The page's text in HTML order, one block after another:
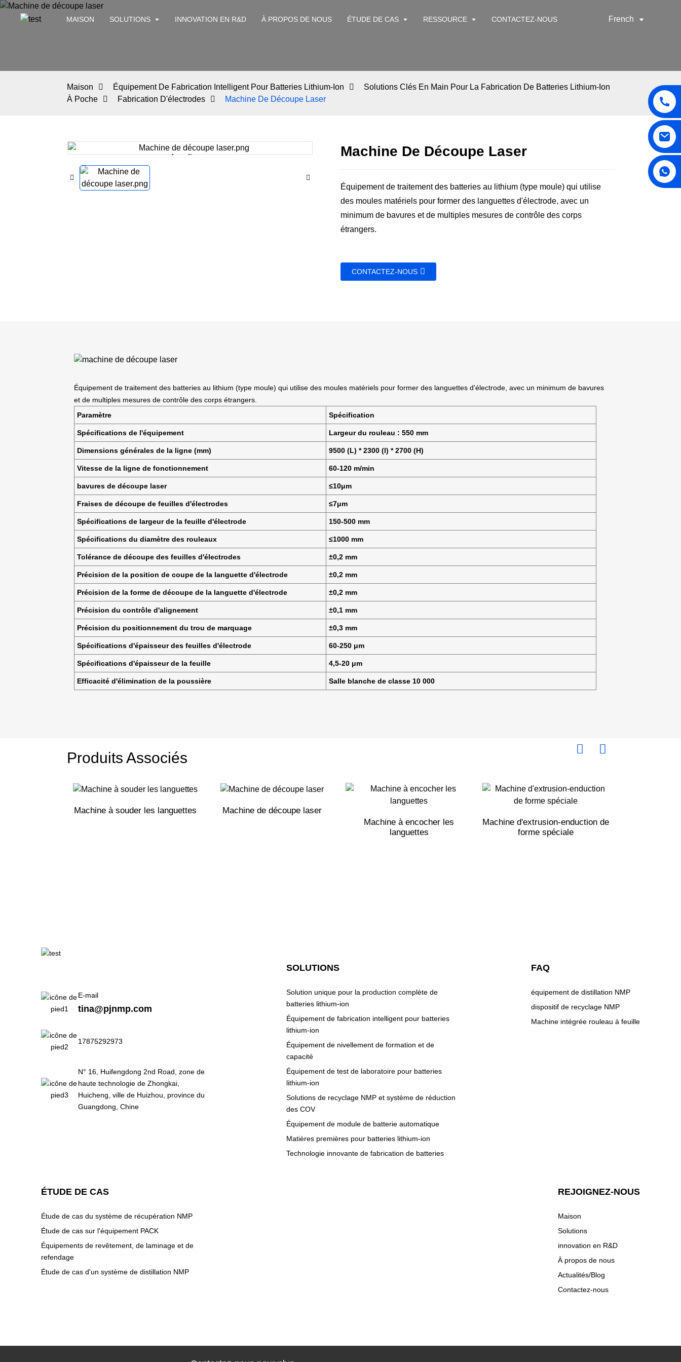
MAISON SOLUTIONS INNOVATION EN R&D À PROPOS DE NOUS ÉTUDE DE CAS RESSOURCE CONTACTEZ-NOUS French
Maison Équipement De Fabrication Intelligent Pour Batteries Lithium-Ion
Solutions Clés En Main Pour La Fabrication De Batteries Lithium-Ion
À Poche
Fabrication D'électrodes Machine De Découpe Laser
Loading...
Loading... Machine De Découpe Laser
Équipement de traitement des batteries au lithium (type moule) qui utilise
des moules matériels pour former des languettes d'électrode, avec un
minimum de bavures et de multiples mesures de contrôle des corps
étrangers.
CONTACTEZ-NOUS
Équipement de traitement des batteries au lithium (type moule) qui utilise des moules matériels pour former des languettes d'électrode, avec un minimum de bavures
et de multiples mesures de contrôle des corps étrangers.
Paramètre
Spécification
Spécifications de l'équipement Largeur du rouleau : 550 mm
Dimensions générales de la ligne (mm) 9500 (L) * 2300 (l) * 2700 (H)
Vitesse de la ligne de fonctionnement 60-120 m/min
bavures de découpe laser ≤10μm
Fraises de découpe de feuilles d'électrodes ≤7μm
Spécifications de largeur de la feuille d'électrode 150-500 mm
Spécifications du diamètre des rouleaux ≤1000 mm
Tolérance de découpe des feuilles d'électrodes ±0,2 mm
Précision de la position de coupe de la languette d'électrode ±0,2 mm
Précision de la forme de découpe de la languette d'électrode ±0,2 mm
Précision du contrôle d'alignement ±0,1 mm
Précision du positionnement du trou de marquage ±0,3 mm
Spécifications d'épaisseur des feuilles d'électrode 60-250 μm
Spécifications d'épaisseur de la feuille 4,5-20 μm
Efficacité d'élimination de la poussière Salle blanche de classe 10 000
Produits Associés
Machine à souder les languettes
Machine de découpe laser
Machine à encocher les
languettes
Machine d'extrusion-enduction de
forme spéciale
E-mail
tina@pjnmp.com
17875292973
N° 16, Huifengdong 2nd Road, zone de
haute technologie de Zhongkai,
Huicheng, ville de Huizhou, province du
Guangdong, Chine
SOLUTIONS
Solution unique pour la production complète de
batteries lithium-ion
Équipement de fabrication intelligent pour batteries
lithium-ion
Équipement de nivellement de formation et de
capacité
Équipement de test de laboratoire pour batteries
lithium-ion
Solutions de recyclage NMP et système de réduction
des COV
Équipement de module de batterie automatique
Matières premières pour batteries lithium-ion
Technologie innovante de fabrication de batteries
FAQ
équipement de distillation NMP
dispositif de recyclage NMP
Machine intégrée rouleau à feuille
ÉTUDE DE CAS
Étude de cas du système de récupération NMP
Étude de cas sur l'équipement PACK
Équipements de revêtement, de laminage et de
refendage
Étude de cas d'un système de distillation NMP
REJOIGNEZ-NOUS
Maison
Solutions
innovation en R&D
À propos de nous
Actualités/Blog
Contactez-nous